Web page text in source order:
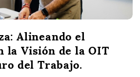
Alineando el
la Visión de la OIT
del Trabajo.